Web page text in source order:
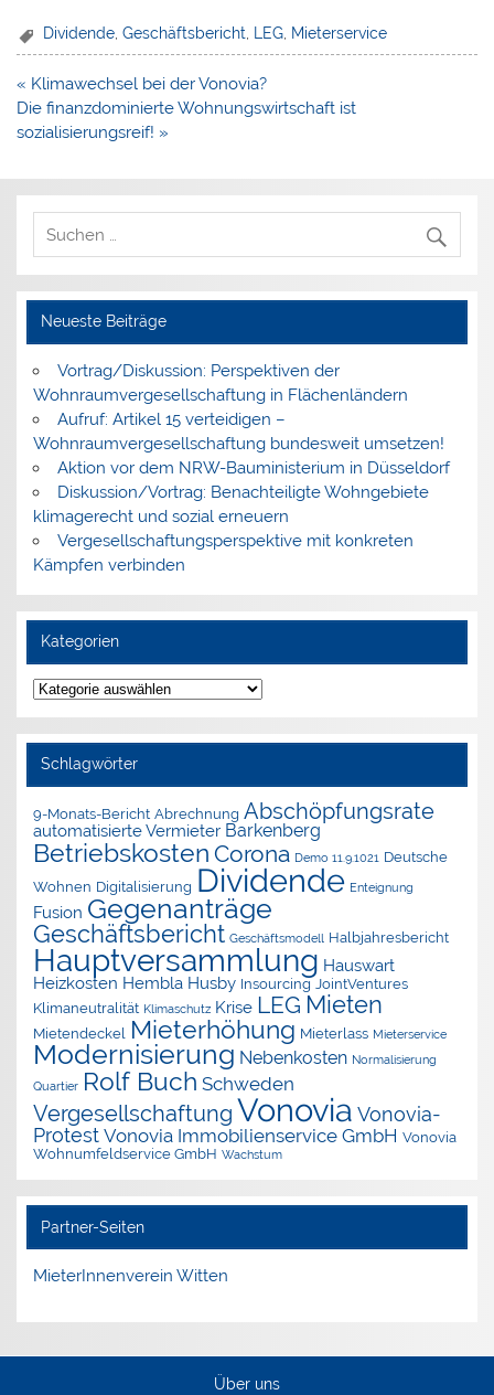
Dividende ,Geschäftsbericht LEG Mieterservice
Beitragsnavigation
« Klimawechsel bei der Vonovia?
Die finanzdominierte Wohnungswirtschaft ist
sozialisierungsreif! »
Neueste Beiträge
Vortrag/Diskussion: Perspektiven der
Wohnraumvergesellschaftung in Flächenländern
Aufruf: Artikel 15 verteidigen –
Wohnraumvergesellschaftung bundesweit umsetzen!
Aktion vor dem NRW-Bauministerium in Düsseldorf
Diskussion/Vortrag: Benachteiligte Wohngebiete
klimagerecht und sozial erneuern
Vergesellschaftungsperspektive mit konkreten
Kämpfen verbinden
Kategorien
Kategorien
Schlagwörter
9-Monats-Bericht Abrechnung Abschöpfungsrate
automatisierte Vermieter Barkenberg
Betriebskosten Corona Demo 11.9.1021 Deutsche
Wohnen Digitalisierung Dividende Enteignung
Fusion Gegenanträge
Geschäftsbericht Geschäftsmodell Halbjahresbericht
Hauptversammlung Hauswart
Heizkosten Hembla Husby Insourcing JointVentures
Klimaneutralität Klimaschutz Krise LEG Mieten
Mietendeckel Mieterhöhung Mieterlass Mieterservice
Modernisierung Nebenkosten Normalisierung
Quartier Rolf Buch Schweden
Vergesellschaftung Vonovia Vonovia-
Protest Vonovia Immobilienservice GmbH Vonovia
Wohnumfeldservice GmbH Wachstum
Partner-Seiten
MieterInnenverein Witten
Über uns